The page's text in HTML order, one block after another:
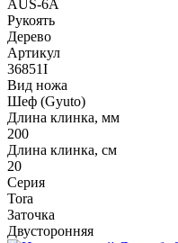
AUS-6A
Рукоять
Дерево
Артикул
36851I
Вид ножа
Шеф (Gyuto)
Длина клинка, мм
200
Длина клинка, см
20
Серия
Tora
Заточка
Двусторонняя